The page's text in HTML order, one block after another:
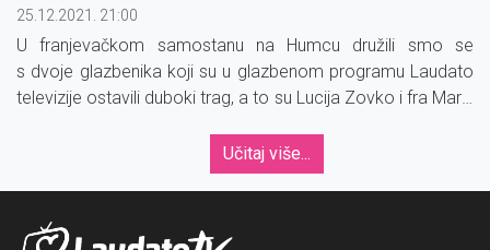
25.12.2021. 21:00
U franjevačkom samostanu na Humcu družili smo se
s dvoje glazbenika koji su u glazbenom programu Laudato
televizije ostavili duboki trag, a to su Lucija Zovko i fra Marin
Učitaj više...